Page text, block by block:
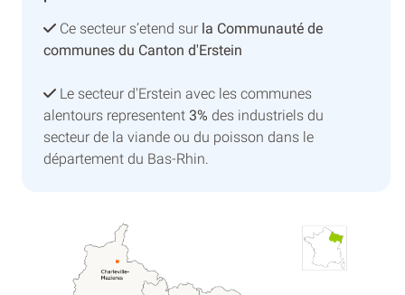
Ce secteur s’etend sur la Communauté de
communes du Canton d'Erstein
Le secteur d'Erstein avec les communes
alentours representent 3% des industriels du
secteur de la viande ou du poisson dans le
département du Bas-Rhin.